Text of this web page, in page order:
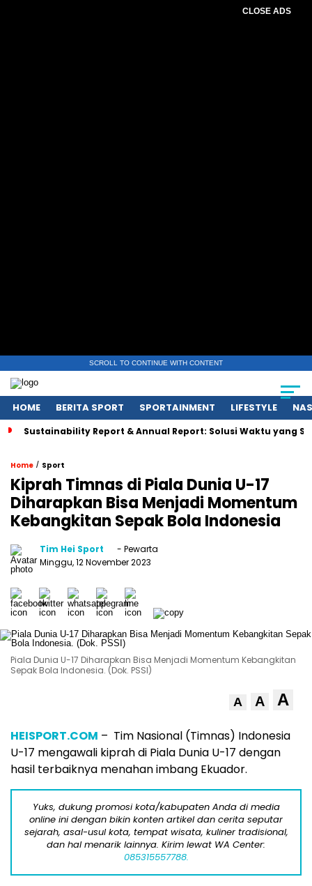
CLOSE ADS
SCROLL TO CONTINUE WITH CONTENT
HOME BERITA SPORT SPORTAINMENT LIFESTYLE
Sustainability Report & Annual Report: Solusi Waktu yang
Home / Sport
Kiprah Timnas di Piala Dunia U-17
Diharapkan Bisa Menjadi Momentum
Kebangkitan Sepak Bola Indonesia
Tim Hei Sport
- Pewarta
Minggu, 12 November 2023
Piala Dunia U-17 Diharapkan Bisa Menjadi Momentum Kebangkitan
Sepak Bola Indonesia. (Dok. PSSI)
A A A
HEISPORT.COM – Tim Nasional (Timnas) Indonesia
U-17 mengawali kiprah di Piala Dunia U-17 dengan
hasil terbaiknya menahan imbang Ekuador.
Yuks, dukung promosi kota/kabupaten Anda di media
online ini dengan bikin konten artikel dan cerita seputar
sejarah, asal-usul kota, tempat wisata, kuliner tradisional,
dan hal menarik lainnya. Kirim lewat WA Center:
085315557788.